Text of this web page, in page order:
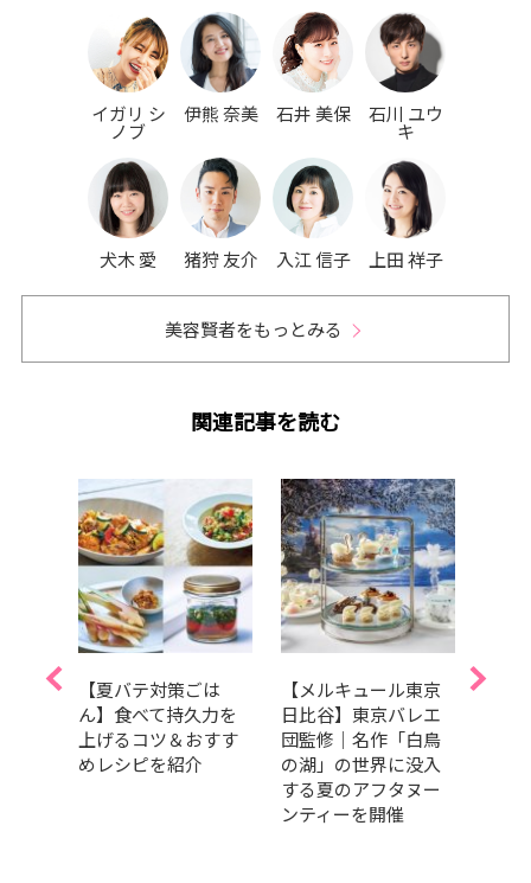
イガリ シ
ノブ
伊熊 奈美 石井 美保 石川 ユウ
キ
犬木 愛 猪狩 友介 入江 信子 上田 祥子
美容賢者をもっとみる
関連記事を読む
【夏バテ対策ごは
ん】食べて持久力を
上げるコツ＆おすす
めレシピを紹介
【メルキュール東京
日比谷】東京バレエ
団監修｜名作「白鳥
の湖」の世界に没入
する夏のアフタヌー
ンティーを開催
【食